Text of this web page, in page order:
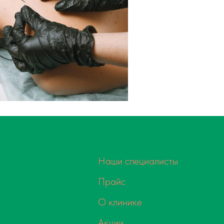
Наши специалисты
Прайс
О клинике